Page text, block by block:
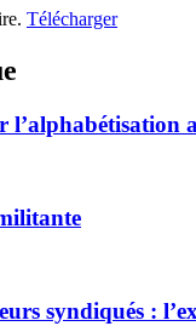
Télécharger
syndiqués :